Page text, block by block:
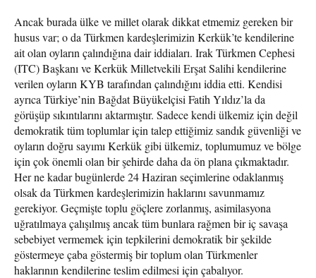
Ancak burada ülke ve millet olarak dikkat etmemiz gereken bir
husus var; o da Türkmen kardeşlerimizin Kerkük’te kendilerine
ait olan oyların çalındığına dair iddiaları. Irak Türkmen Cephesi
(ITC) Başkanı ve Kerkük Milletvekili Erşat Salihi kendilerine
verilen oyların KYB tarafından çalındığını iddia etti. Kendisi
ayrıca Türkiye’nin Bağdat Büyükelçisi Fatih Yıldız’la da
görüşüp sıkıntılarını aktarmıştır. Sadece kendi ülkemiz için değil
demokratik tüm toplumlar için talep ettiğimiz sandık güvenliği ve
oyların doğru sayımı Kerkük gibi ülkemiz, toplumumuz ve bölge
için çok önemli olan bir şehirde daha da ön plana çıkmaktadır.
Her ne kadar bugünlerde 24 Haziran seçimlerine odaklanmış
olsak da Türkmen kardeşlerimizin haklarını savunmamız
gerekiyor. Geçmişte toplu göçlere zorlanmış, asimilasyona
uğratılmaya çalışılmış ancak tüm bunlara rağmen bir iç savaşa
sebebiyet vermemek için tepkilerini demokratik bir şekilde
göstermeye çaba göstermiş bir toplum olan Türkmenler
haklarının kendilerine teslim edilmesi için çabalıyor.